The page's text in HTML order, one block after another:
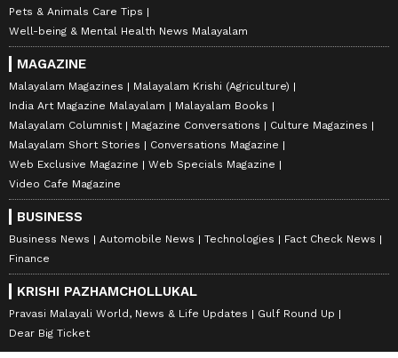
Pets & Animals Care Tips
Well-being & Mental Health News Malayalam
MAGAZINE
Malayalam Magazines
Malayalam Krishi (Agriculture)
India Art Magazine Malayalam
Malayalam Books
Malayalam Columnist
Magazine Conversations
Culture Magazines
Malayalam Short Stories
Conversations Magazine
Web Exclusive Magazine
Web Specials Magazine
Video Cafe Magazine
BUSINESS
Business News Automobile News Technologies
Fact Check News
Finance
KRISHI PAZHAMCHOLLUKAL
Pravasi Malayali World, News & Life Updates
Gulf Round Up
Dear Big Ticket